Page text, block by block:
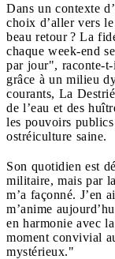
Dans un contexte
choix d’aller vers
beau retour ? La
chaque week-end
par jour", raconte-
grâce à un milieu
courants, La
de l’eau et des
les pouvoirs publics
ostréiculture saine.
Son quotidien est
militaire, mais par
m’a façonné. J’en
m’anime
en harmonie avec
moment convivial
mystérieux."